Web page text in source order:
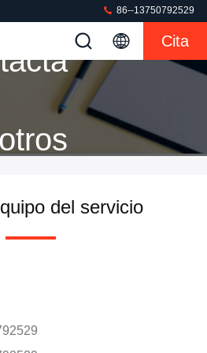
86--13750792529
Cita
del servicio